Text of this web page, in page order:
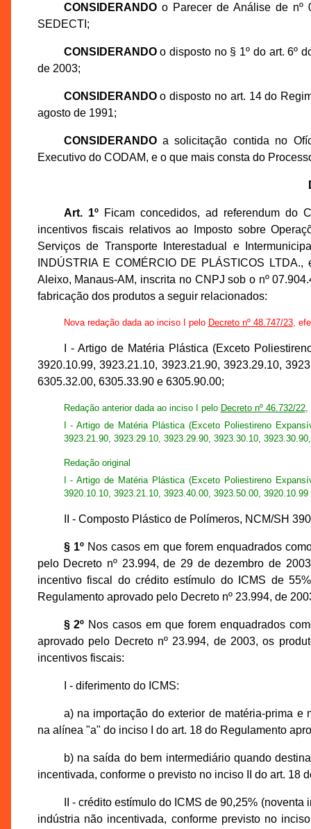
CONSIDERANDOo Parecer de Análise de nº
SEDECTI;
CONSIDERANDOo disposto no § 1º do art. 6º
de 2003;
CONSIDERANDOo disposto no art. 14 do
agosto de 1991;
CONSIDERANDOa solicitação contida no
Executivo do CODAM, e o que mais consta do
Art. 1ºFicam concedidos, ad referendum do
incentivos fiscais relativos ao Imposto sobre
Serviços de Transporte Interestadual e
INDÚSTRIA E COMÉRCIO DE PLÁSTICOS
Aleixo, Manaus-AM, inscrita no CNPJ sob o nº
fabricação dos produtos a seguir relacionados:
Nova redação dada ao inciso I pelo Decreto nº 48.747/23,
I - Artigo de Matéria Plástica (Exceto
3920.10.99, 3923.21.10, 3923.21.90, 3923.29.10,
6305.32.00, 6305.33.90 e 6305.90.00;
Redação anterior dada ao inciso I pelo Decreto nº 46.732/22,
I - Artigo de Matéria Plástica (Exceto Poliestireno
3923.21.90, 3923.29.10, 3923.29.90, 3923.30.10,
Redação original
I - Artigo de Matéria Plástica (Exceto Poliestireno
3920.10.10, 3923.21.10, 3923.40.00, 3923.50.00,
II - Composto Plástico de Polímeros, NCM/SH
§ 1ºNos casos em que forem enquadrados
pelo Decreto nº 23.994, de 29 de dezembro de
incentivo fiscal do crédito estímulo do ICMS de
Regulamento aprovado pelo Decreto nº 23.994, de
§ 2º Nos casos em que forem enquadrados
aprovado pelo Decreto nº 23.994, de 2003, os
incentivos fiscais:
I - diferimento do ICMS:
a) na importação do exterior de matéria-prima
na alínea "a" do inciso I do art. 18 do Regulamento
b) na saída do bem intermediário quando
incentivada, conforme o previsto no inciso II do art. 18
II - crédito estímulo do ICMS de 90,25%
indústria não incentivada, conforme previsto no